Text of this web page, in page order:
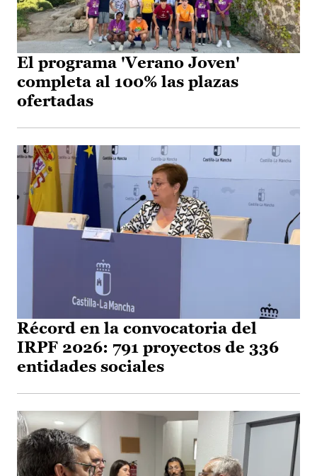
El programa 'Verano Joven'
completa al 100% las plazas
ofertadas
Récord en la convocatoria del
IRPF 2026: 791 proyectos de 336
entidades sociales